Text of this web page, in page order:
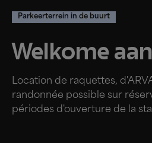
Parkeerterrein in de buurt
Welkome
Location de raquettes,
randonnée possible sur
périodes d'ouverture de la